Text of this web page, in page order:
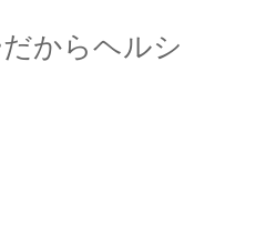
からヘルシ